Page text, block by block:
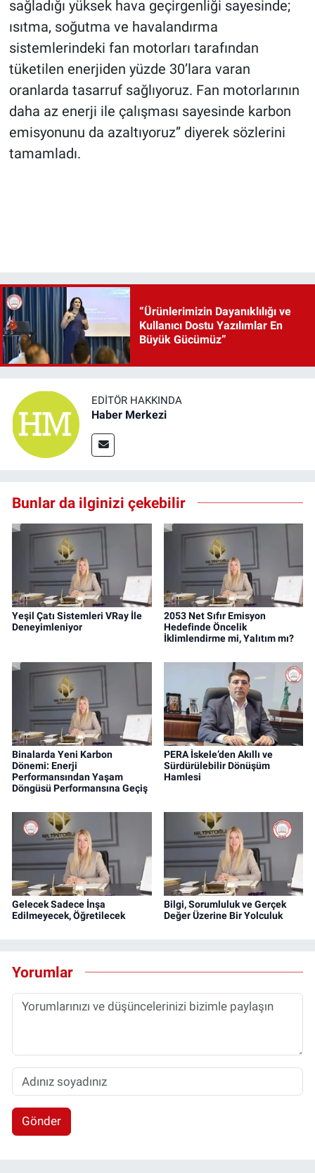
sağladığı yüksek hava geçirgenliği sayesinde;
ısıtma, soğutma ve havalandırma
sistemlerindeki fan motorları tarafından
tüketilen enerjiden yüzde 30’lara varan
oranlarda tasarruf sağlıyoruz. Fan motorlarının
daha az enerji ile çalışması sayesinde karbon
emisyonunu da azaltıyoruz” diyerek sözlerini
tamamladı.
“Ürünlerimizin Dayanıklılığı ve
Kullanıcı Dostu Yazılımlar En
Büyük Gücümüz”
EDITÖR HAKKINDA
Haber Merkezi
Bunlar da ilginizi çekebilir
Yeşil Çatı Sistemleri VRay İle
Deneyimleniyor
2053 Net Sıfır Emisyon
Hedefinde Öncelik
İklimlendirme mi, Yalıtım mı?
Binalarda Yeni Karbon
Dönemi: Enerji
Performansından Yaşam
Döngüsü Performansına Geçiş
PERA İskele’den Akıllı ve
Sürdürülebilir Dönüşüm
Hamlesi
Gelecek Sadece İnşa
Edilmeyecek, Öğretilecek
Bilgi, Sorumluluk ve Gerçek
Değer Üzerine Bir Yolculuk
Yorumlar
Gönder